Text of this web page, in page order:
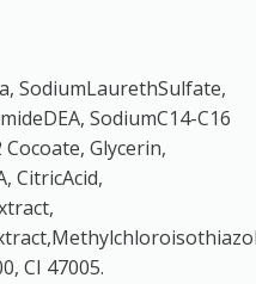
SodiumLaurethSulfate,
SodiumC14-C16
Glycerin,
CitricAcid,
CI 47005.